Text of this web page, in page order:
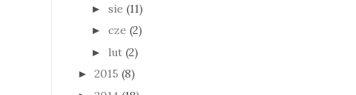
► sie (11)
► cze (2)
► lut (2)
► 2015 (8)